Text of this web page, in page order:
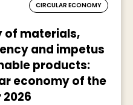
CIRCULAR ECONOMY
of materials,
and impetus
products:
economy of the